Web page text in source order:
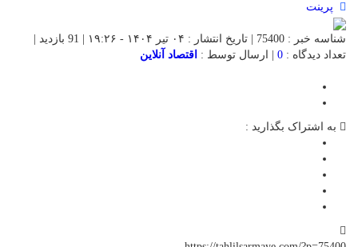
پرینت
شناسه خبر : 75400 | تاریخ انتشار : ۰۴ تیر ۱۴۰۴ - ۱۹:۲۶ | 91 بازدید |
تعداد دیدگاه : 0 | ارسال توسط : اقتصاد آنلاین
به اشتراک بگذارید :